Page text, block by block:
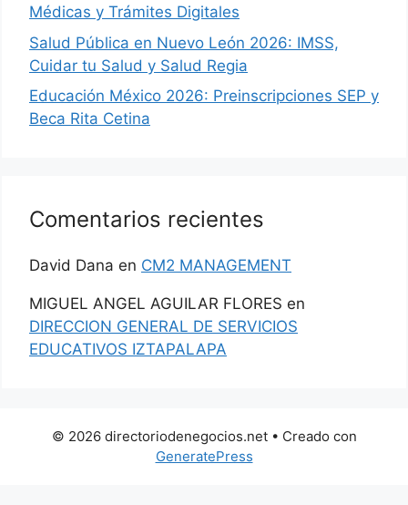
Médicas y Trámites Digitales
Salud Pública en Nuevo León 2026: IMSS,
Cuidar tu Salud y Salud Regia
Educación México 2026: Preinscripciones SEP y
Beca Rita Cetina
Comentarios recientes
David Dana en CM2 MANAGEMENT
MIGUEL ANGEL AGUILAR FLORES en
DIRECCION GENERAL DE SERVICIOS
EDUCATIVOS IZTAPALAPA
© 2026 directoriodenegocios.net• Creado con
GeneratePress